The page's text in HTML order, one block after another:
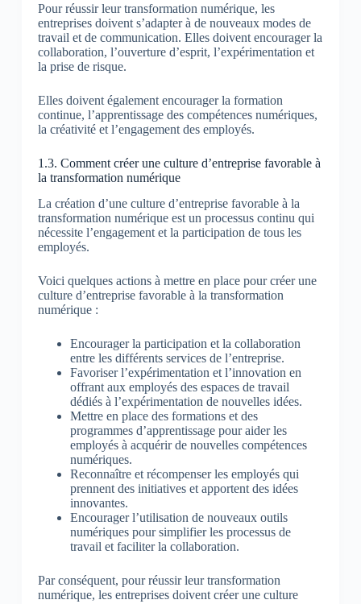
Pour réussir leur transformation numérique, les
entreprises doivent s’adapter à de nouveaux modes de
travail et de communication. Elles doivent encourager la
collaboration, l’ouverture d’esprit, l’expérimentation et
la prise de risque.
Elles doivent également encourager la formation
continue, l’apprentissage des compétences numériques,
la créativité et l’engagement des employés.
1.3. Comment créer une culture d’entreprise favorable à
la transformation numérique
La création d’une culture d’entreprise favorable à la
transformation numérique est un processus continu qui
nécessite l’engagement et la participation de tous les
employés.
Voici quelques actions à mettre en place pour créer une
culture d’entreprise favorable à la transformation
numérique :
Encourager la participation et la collaboration
entre les différents services de l’entreprise.
Favoriser l’expérimentation et l’innovation en
offrant aux employés des espaces de travail
dédiés à l’expérimentation de nouvelles idées.
Mettre en place des formations et des
programmes d’apprentissage pour aider les
employés à acquérir de nouvelles compétences
numériques.
Reconnaître et récompenser les employés qui
prennent des initiatives et apportent des idées
innovantes.
Encourager l’utilisation de nouveaux outils
numériques pour simplifier les processus de
travail et faciliter la collaboration.
Par conséquent, pour réussir leur transformation
numérique, les entreprises doivent créer une culture